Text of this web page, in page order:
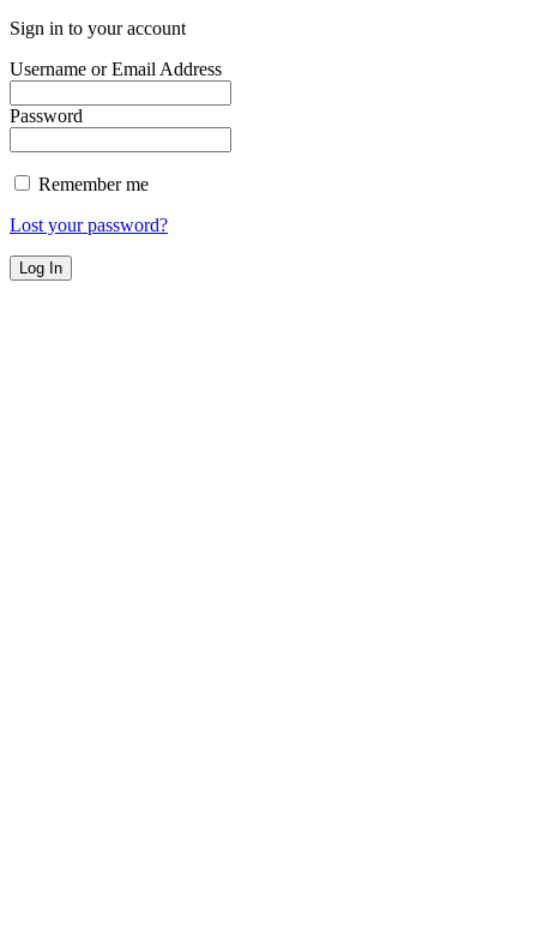
Sign in to your account
Username or Email Address
Password
Remember me
Lost your password?